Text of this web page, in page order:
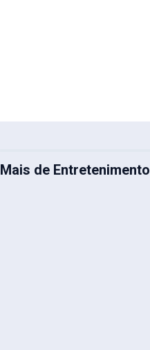
Mais de Entretenimento